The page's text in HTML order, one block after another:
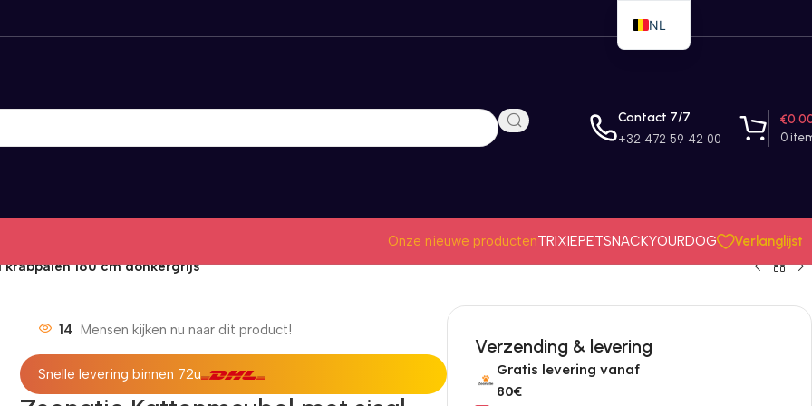
Contact 7/7
+32 472 59 42 00 0
€
Onze nieuwe productenTRIXIEPETSNACKYOURDOG
Verlanglijst
180 cm donkergrijs
14 Mensen kijken nu naar dit product!
Snelle levering binnen 72u
Verzending & levering
Gratis levering vanaf
80€
NL
EN